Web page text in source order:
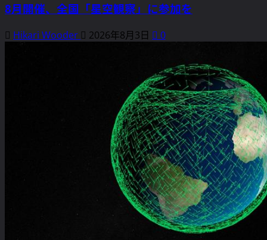
8月開催、全国「星空観察」に参加を
Hikari Wooder 2026年8月3日 0